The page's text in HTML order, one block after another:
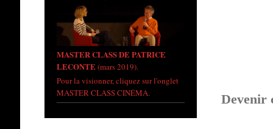
Devenir
MASTER CLASS DE PATRICE
LECONTE(mars 2019).
Pour la visionner, cliquez sur l'onglet
MASTER CLASS CINÉMA.